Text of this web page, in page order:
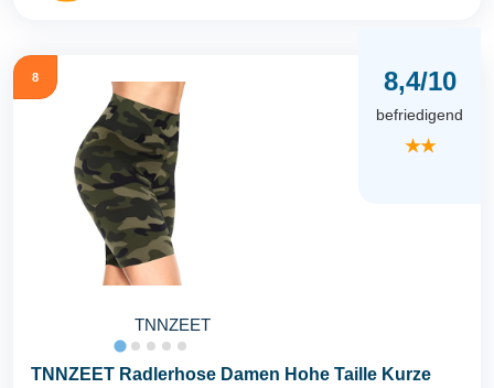
8
TNNZEET
8,4/10
befriedigend
★★
TNNZEET Radlerhose Damen Hohe Taille Kurze